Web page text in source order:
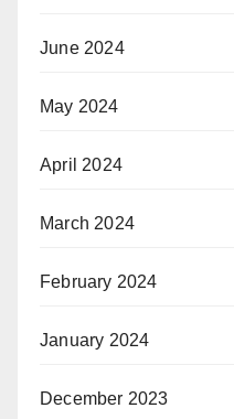
June 2024
May 2024
April 2024
March 2024
February 2024
January 2024
December 2023